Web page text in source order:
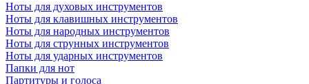
Ноты для духовых инструментов
Ноты для клавишных инструментов
Ноты для народных инструментов
Ноты для струнных инструментов
Ноты для ударных инструментов
Папки для нот
Партитуры и голоса